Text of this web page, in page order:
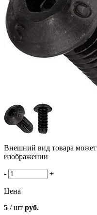
Внешний вид товара может
изображении
- +
Цена
5 / шт руб.